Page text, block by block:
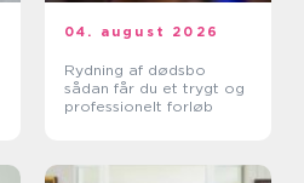
04. august 2026
Rydning af dødsbo
sådan får du et trygt og
professionelt forløb